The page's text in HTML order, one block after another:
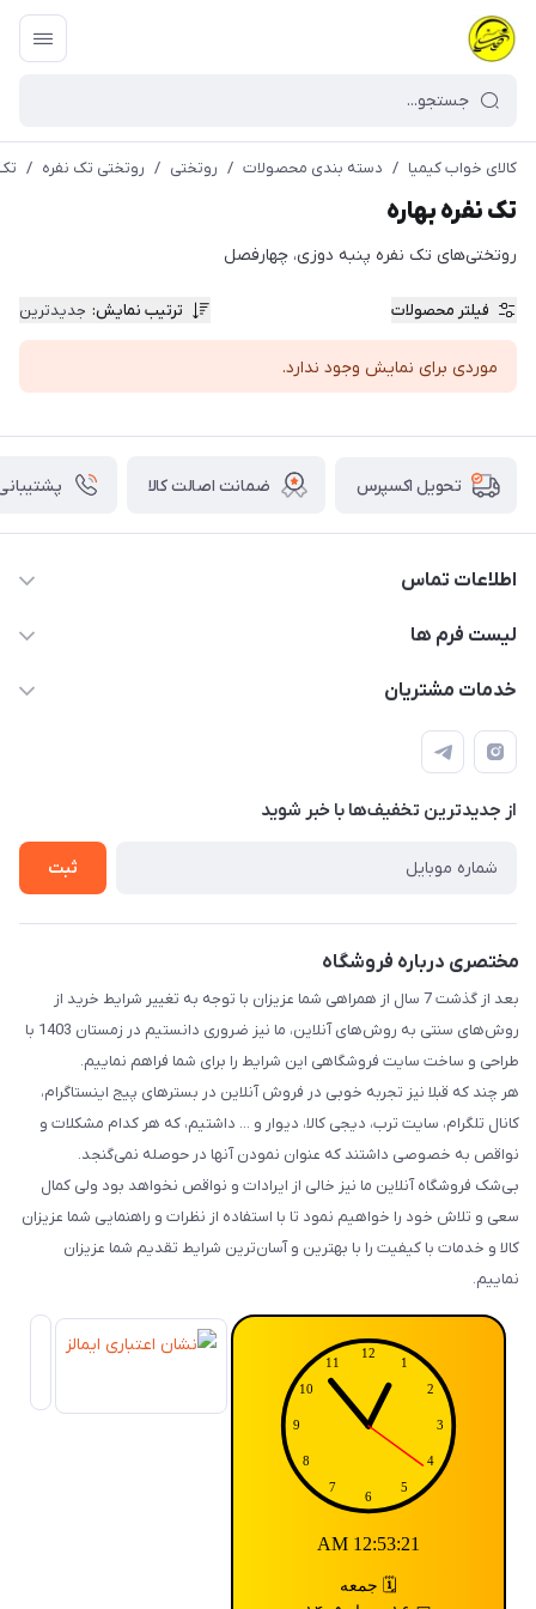
کالای خواب کیمیا / دسته بندی محصولات / روتختی / روتختی تک نفره /
تک نفره بهاره
روتختی‌های تک نفره پنبه دوزی، چهارفصل
فیلتر محصولات ترتیب نمایش: جدیدترین
موردی برای نمایش وجود ندارد.
تحویل اکسپرس ضمانت اصالت کالا پشتیبانی ۲۴
اطلاعات تماس
09143214008
مختاری، نرسیده به مسجد سفید
لیست فرم ها
فرم سفارش محصولات چاپی
تماس با ما
فرم سفارش محصولات ناموجود
خدمات مشتریان
قوانین و مقررات
حریم خصوصی
راهنما
از جدید‌ترین تخفیف‌ها با‌ خبر شوید
ثبت
مختصری درباره فروشگاه
بعد از گذشت 7 سال از همراهی شما عزیزان با توجه به تغییر شرایط خرید از
روش‌های سنتی به روش‌های آنلاین، ما نیز ضروری دانستیم در زمستان 1403 با
طراحی و ساخت سایت فروشگاهی این شرایط را برای شما فراهم نماییم.
هر چند که قبلا نیز تجربه خوبی در فروش آنلاین در بسترهای پیج اینستاگرام،
کانال تلگرام، سایت ترب، دیجی کالا، دیوار و ... داشتیم، که هر کدام مشکلات و
نواقص به خصوصی داشتند که عنوان نمودن آنها در حوصله نمی‌گنجد.
بی‌شک فروشگاه آنلاین ما نیز خالی از ایرادات و نواقص نخواهد بود ولی کمال
سعی و تلاش خود را خواهیم نمود تا با استفاده از نظرات و راهنمایی شما عزیزان
کالا و خدمات با کیفیت را با بهترین و آسان‌ترین شرایط تقدیم شما عزیزان
نماییم.
12:53:21 AM
🗓️ جمعه